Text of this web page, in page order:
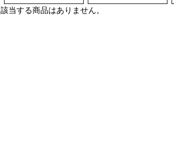
該当する商品はありません。